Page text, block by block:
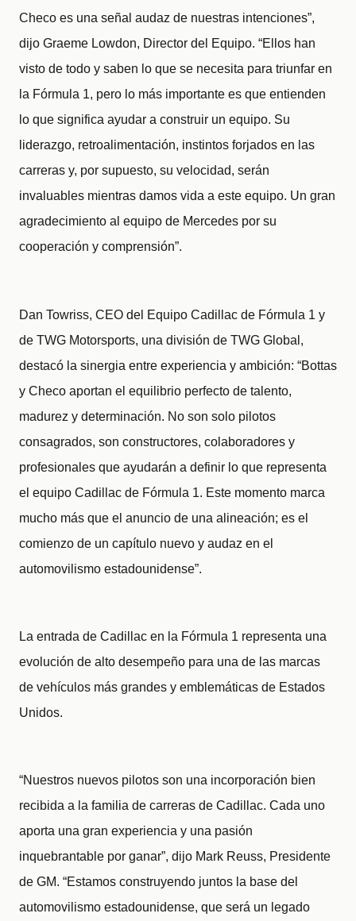
Checo es una señal audaz de nuestras intenciones”,
dijo Graeme Lowdon, Director del Equipo. “Ellos han
visto de todo y saben lo que se necesita para triunfar en
la Fórmula 1, pero lo más importante es que entienden
lo que significa ayudar a construir un equipo. Su
liderazgo, retroalimentación, instintos forjados en las
carreras y, por supuesto, su velocidad, serán
invaluables mientras damos vida a este equipo. Un gran
agradecimiento al equipo de Mercedes por su
cooperación y comprensión”.
Dan Towriss, CEO del Equipo Cadillac de Fórmula 1 y
de TWG Motorsports, una división de TWG Global,
destacó la sinergia entre experiencia y ambición: “Bottas
y Checo aportan el equilibrio perfecto de talento,
madurez y determinación. No son solo pilotos
consagrados, son constructores, colaboradores y
profesionales que ayudarán a definir lo que representa
el equipo Cadillac de Fórmula 1. Este momento marca
mucho más que el anuncio de una alineación; es el
comienzo de un capítulo nuevo y audaz en el
automovilismo estadounidense”.
La entrada de Cadillac en la Fórmula 1 representa una
evolución de alto desempeño para una de las marcas
de vehículos más grandes y emblemáticas de Estados
Unidos.
“Nuestros nuevos pilotos son una incorporación bien
recibida a la familia de carreras de Cadillac. Cada uno
aporta una gran experiencia y una pasión
inquebrantable por ganar”, dijo Mark Reuss, Presidente
de GM. “Estamos construyendo juntos la base del
automovilismo estadounidense, que será un legado